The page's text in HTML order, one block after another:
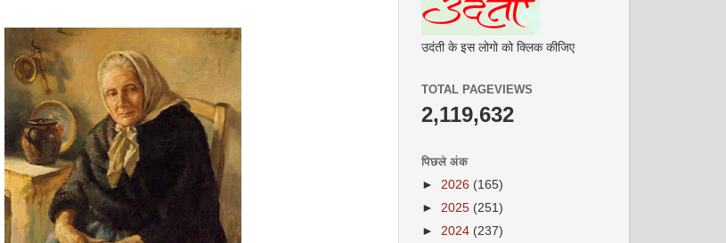
उदंती के इस लोगो को क्लिक कीजिए
TOTAL PAGEVIEWS
2,119,632
पिछले अंक
► 2026 (165)
► 2025 (251)
► 2024 (237)